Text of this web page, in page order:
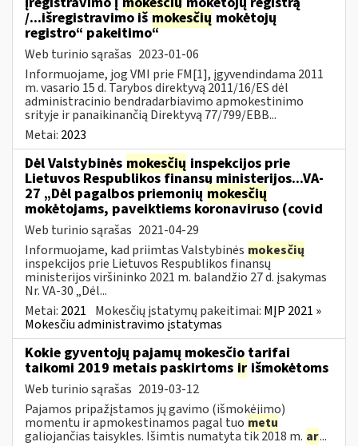
/...išregistravimo išmokesčių mokėtojų
registro“ pakeitimo“
Web turinio sąrašas 2023-01-06
Informuojame, jog VMI prie FM[1], įgyvendindama 2011
m. vasario 15 d. Tarybos direktyvą 2011/16/ES dėl
administracinio bendradarbiavimo apmokestinimo
srityje ir panaikinančią Direktyvą 77/799/EBB...
Metai: 2023
Dėl Valstybinės mokesčių inspekcijos prie
Lietuvos Respublikos finansų ministerijos...VA-
27 „Dėl pagalbos priemonių mokesčių
mokėtojams, paveiktiems koronaviruso (covid
Web turinio sąrašas 2021-04-29
Informuojame, kad priimtas Valstybinės mokesčių
inspekcijos prie Lietuvos Respublikos finansų
ministerijos viršininko 2021 m. balandžio 27 d. įsakymas
Nr. VA-30 „Dėl...
Metai: 2021 Mokesčių įstatymų pakeitimai: MĮP 2021 »
Mokesčiu administravimo įstatymas
Kokie gyventojų pajamų mokesčio tarifai
taikomi 2019 metais paskirtoms ir išmokėtoms
Web turinio sąrašas 2019-03-12
Pajamos pripažįstamos jų gavimo (išmokėjimo)
momentu ir apmokestinamos pagal tuo metu
galiojančias taisykles. Išimtis numatyta tik 2018 m. ar...